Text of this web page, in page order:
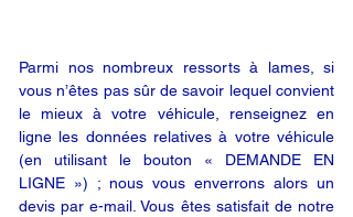
Parmi nos nombreux ressorts à lames, si
vous n’êtes pas sûr de savoir lequel convient
le mieux à votre véhicule, renseignez en
ligne les données relatives à votre véhicule
(en utilisant le bouton « DEMANDE EN
LIGNE ») ; nous vous enverrons alors un
devis par e-mail. Vous êtes satisfait de notre